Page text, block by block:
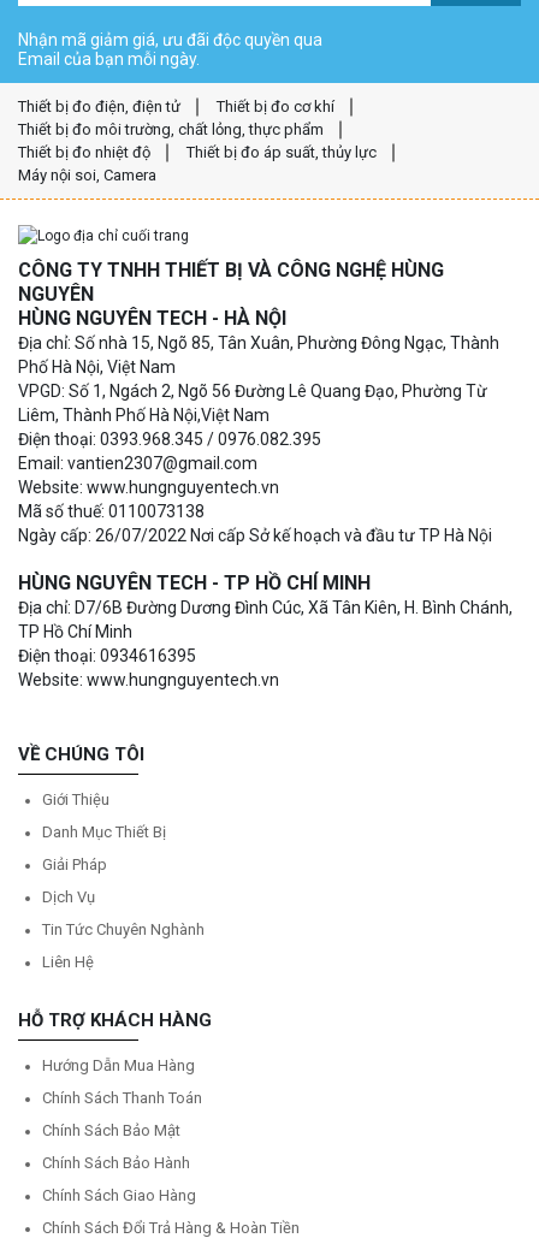
Nhận mã giảm giá, ưu đãi độc quyền qua
Email của bạn mỗi ngày.
Thiết bị đo điện, điện tử
Thiết bị đo cơ khí
Thiết bị đo môi trường, chất lỏng, thực phẩm
Thiết bị đo nhiệt độ
Thiết bị đo áp suất, thủy lực
Máy nội soi, Camera
CÔNG TY TNHH THIẾT BỊ VÀ CÔNG NGHỆ HÙNG
NGUYÊN
HÙNG NGUYÊN TECH - HÀ NỘI
Địa chỉ: Số nhà 15, Ngõ 85, Tân Xuân, Phường Đông Ngạc, Thành
Phố Hà Nội, Việt Nam
VPGD: Số 1, Ngách 2, Ngõ 56 Đường Lê Quang Đạo, Phường Từ
Liêm, Thành Phố Hà Nội,Việt Nam
Điện thoại: 0393.968.345 / 0976.082.395
Email: vantien2307@gmail.com
Website: www.hungnguyentech.vn
Mã số thuế: 0110073138
Ngày cấp: 26/07/2022 Nơi cấp Sở kế hoạch và đầu tư TP Hà Nội
HÙNG NGUYÊN TECH - TP HỒ CHÍ MINH
Địa chỉ: D7/6B Đường Dương Đình Cúc, Xã Tân Kiên, H. Bình Chánh,
TP Hồ Chí Minh
Điện thoại: 0934616395
Website: www.hungnguyentech.vn
VỀ CHÚNG TÔI
Giới Thiệu
Danh Mục Thiết Bị
Giải Pháp
Dịch Vụ
Tin Tức Chuyên Nghành
Liên Hệ
HỖ TRỢ KHÁCH HÀNG
Hướng Dẫn Mua Hàng
Chính Sách Thanh Toán
Chính Sách Bảo Mật
Chính Sách Bảo Hành
Chính Sách Giao Hàng
Chính Sách Đổi Trả Hàng & Hoàn Tiền